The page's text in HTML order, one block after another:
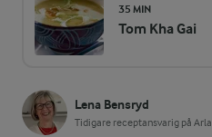
35 MIN
Tom Kha Gai
Lena Bensryd
Tidigare receptansvarig på Arla